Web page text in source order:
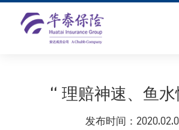
“ 理赔神速、鱼
发布时间：